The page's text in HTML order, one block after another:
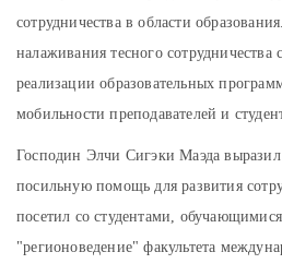
сотрудничества в области
налаживания тесного
реализации образовательных
мобильности преподавателей и
Господин Элчи Сигэки Маэда выразил
посильную помощь для развития
посетил со студентами,
"регионоведение" факультета